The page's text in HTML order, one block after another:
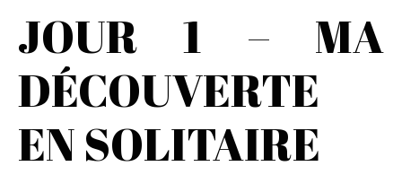
JOUR 1 – MA
DÉCOUVERTE
EN SOLITAIRE